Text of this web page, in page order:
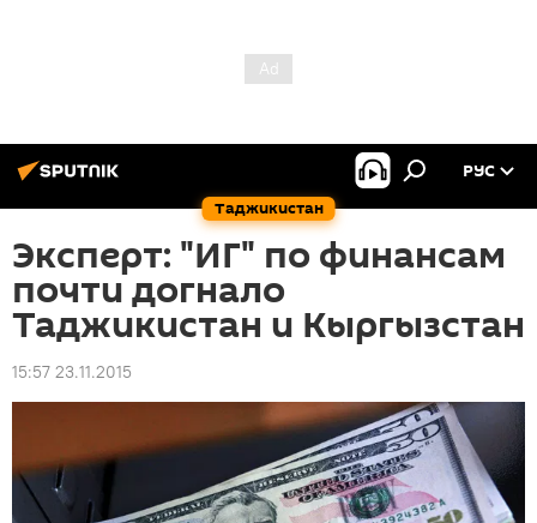
Таджикистан
РУС
Эксперт: "ИГ" по финансам
почти догнало
Таджикистан и Кыргызстан
15:57 23.11.2015